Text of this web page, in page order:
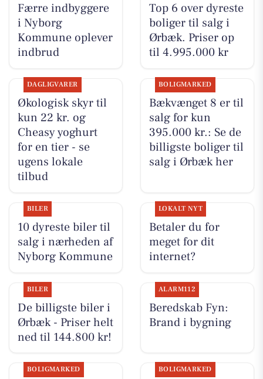
Færre indbyggere
i Nyborg
Kommune oplever
indbrud
Top 6 over dyreste
boliger til salg i
Ørbæk. Priser op
til 4.995.000 kr
DAGLIGVARER
Økologisk skyr til
kun 22 kr. og
Cheasy yoghurt
for en tier - se
ugens lokale
tilbud
BOLIGMARKED
Bækvænget 8 er til
salg for kun
395.000 kr.: Se de
billigste boliger til
salg i Ørbæk her
BILER
10 dyreste biler til
salg i nærheden af
Nyborg Kommune
LOKALT NYT
Betaler du for
meget for dit
internet?
BILER
De billigste biler i
Ørbæk - Priser helt
ned til 144.800 kr!
ALARM112
Beredskab Fyn:
Brand i bygning
BOLIGMARKED BOLIGMARKED